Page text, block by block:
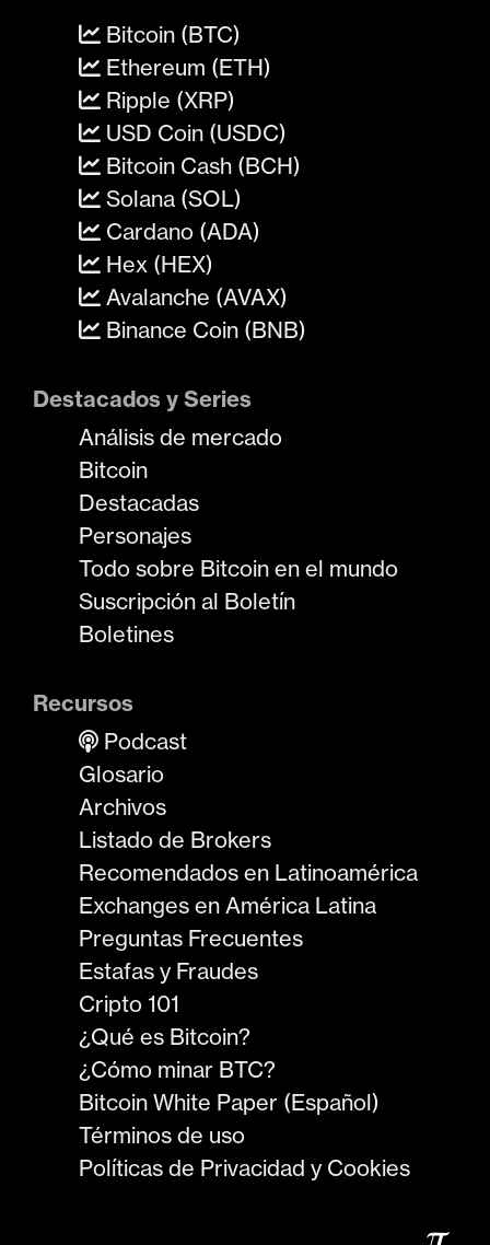
Bitcoin (BTC)
Ethereum (ETH)
Ripple (XRP)
USD Coin (USDC)
Bitcoin Cash (BCH)
Solana (SOL)
Cardano (ADA)
Hex (HEX)
Avalanche (AVAX)
Binance Coin (BNB)
Destacados y Series
Análisis de mercado
Bitcoin
Destacadas
Personajes
Todo sobre Bitcoin en el mundo
Suscripción al Boletín
Boletines
Recursos
Podcast
Glosario
Archivos
Listado de Brokers
Recomendados en Latinoamérica
Exchanges en América Latina
Preguntas Frecuentes
Estafas y Fraudes
Cripto 101
¿Qué es Bitcoin?
¿Cómo minar BTC?
Bitcoin White Paper (Español)
Términos de uso
Políticas de Privacidad y Cookies